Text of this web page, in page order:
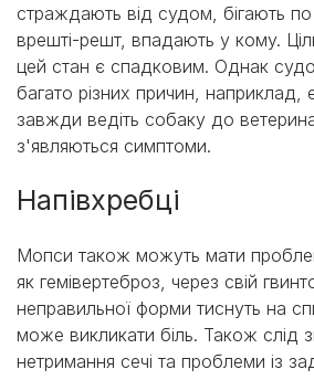
страждають від судом, бігають по
врешті-решт, впадають у кому.
цей стан є спадковим. Однак
багато різних причин, наприклад,
завжди ведіть собаку до
з'являються симптоми.
Напівхребці
Мопси також можуть мати
як гемівертеброз, через свій
неправильної форми тиснуть на
може викликати біль. Також слід
нетримання сечі та проблеми із